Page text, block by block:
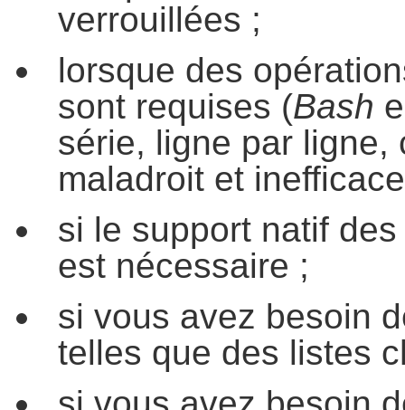
verrouillées ;
lorsque des
sont requises (Bash
série, ligne par ligne,
maladroit et
si le support natif
est nécessaire ;
si vous avez besoin
telles que des listes